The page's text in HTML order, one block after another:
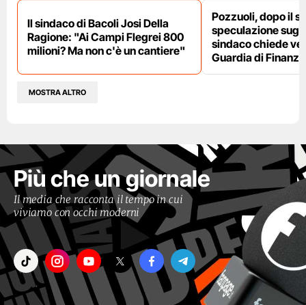
Il sindaco di Bacoli Josi Della
Ragione: "Ai Campi Flegrei 800
milioni? Ma non c'è un cantiere"
Pozzuoli, dopo il
speculazione
sindaco chiede
Guardia di Finanza
MOSTRA ALTRO
Più che un giornale
Il media che racconta il tempo in cui
viviamo con occhi moderni